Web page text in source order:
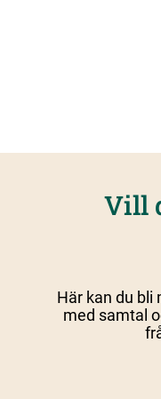
Vill
Här kan du bli
med samtal